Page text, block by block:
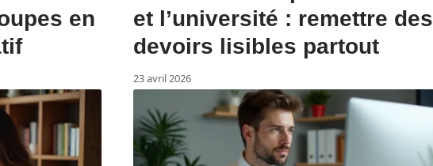
en
et l’université : remettre des
devoirs lisibles partout
23 avril 2026